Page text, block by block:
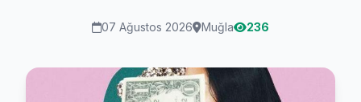
07 Ağustos 2026 Muğla 236